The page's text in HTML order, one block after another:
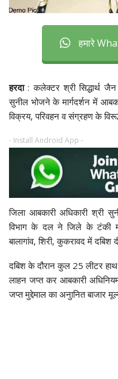
हमारे
हरदा: कलेक्टर श्री सिद्धार्थ
सुनील भोजने के मार्गदर्शन में
विक्रय, परिवहन व संग्रहण के
- Install Android App -
जिला आबकारी अधिकारी श्री
विभाग के दल ने जिले के टंकी
बालागांव, शिरी, कुकरावद में दबिश
दबिश के दौरान कुल 25 लीटर
लाहन जप्त कर आबकारी
जप्त मुद्देमाल का अनुानित बाजार